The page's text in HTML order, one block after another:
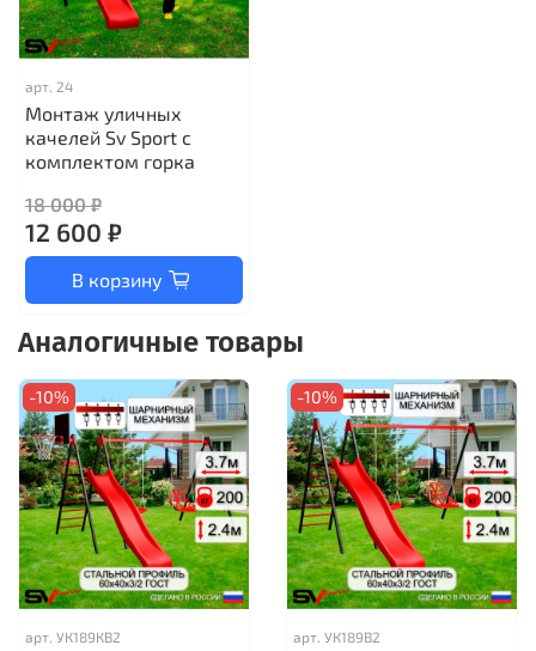
арт. 24
Монтаж уличных
качелей Sv Sport с
комплектом горка
18 000 ₽
12 600 ₽
В корзину
Аналогичные товары
-10%
арт. УК189КВ2
-10%
арт. УК189В2